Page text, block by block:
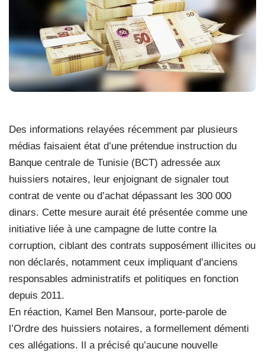
Des informations relayées récemment par plusieurs
médias faisaient état d’une prétendue instruction du
Banque centrale de Tunisie (BCT) adressée aux
huissiers notaires, leur enjoignant de signaler tout
contrat de vente ou d’achat dépassant les 300 000
dinars. Cette mesure aurait été présentée comme une
initiative liée à une campagne de lutte contre la
corruption, ciblant des contrats supposément illicites ou
non déclarés, notamment ceux impliquant d’anciens
responsables administratifs et politiques en fonction
depuis 2011.
En réaction, Kamel Ben Mansour, porte-parole de
l’Ordre des huissiers notaires, a formellement démenti
ces allégations. Il a précisé qu’aucune nouvelle